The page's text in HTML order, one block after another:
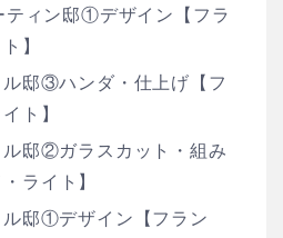
ティン邸①デザイン【フラ
】
ル邸③ハンダ・仕上げ【フ
ト】
ル邸②ガラスカット・組み
ライト】
ル邸①デザイン【フラン